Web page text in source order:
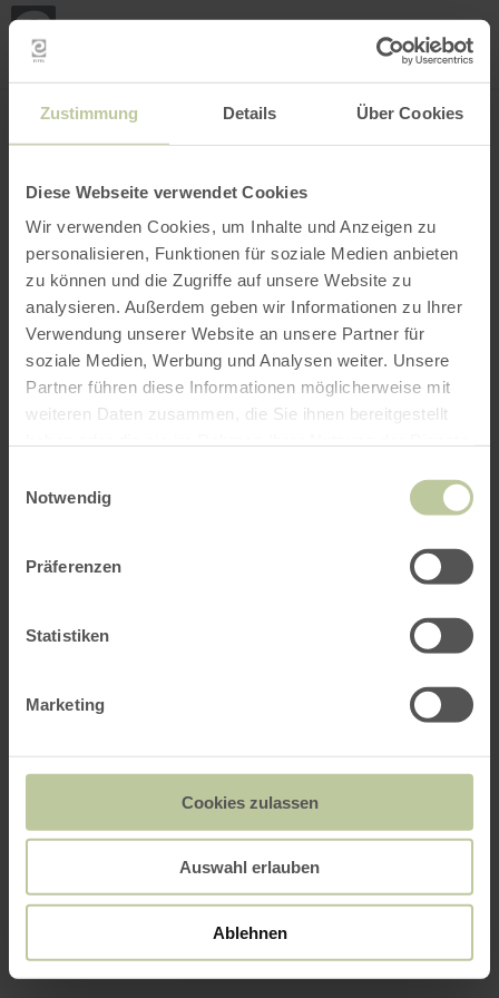
Zustimmung Details Über Cookies
Diese Webseite verwendet Cookies
Wir verwenden Cookies, um Inhalte und Anzeigen zu
personalisieren, Funktionen für soziale Medien anbieten
zu können und die Zugriffe auf unsere Website zu
analysieren. Außerdem geben wir Informationen zu Ihrer
Verwendung unserer Website an unsere Partner für
soziale Medien, Werbung und Analysen weiter. Unsere
Partner führen diese Informationen möglicherweise mit
weiteren Daten zusammen, die Sie ihnen bereitgestellt
Notwendig
Präferenzen
Statistiken
Marketing
Cookies zulassen
Auswahl erlauben
Ablehnen
INTERACTIEVE KAART
Mijn
Filter openen